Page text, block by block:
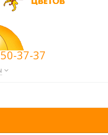
37-37